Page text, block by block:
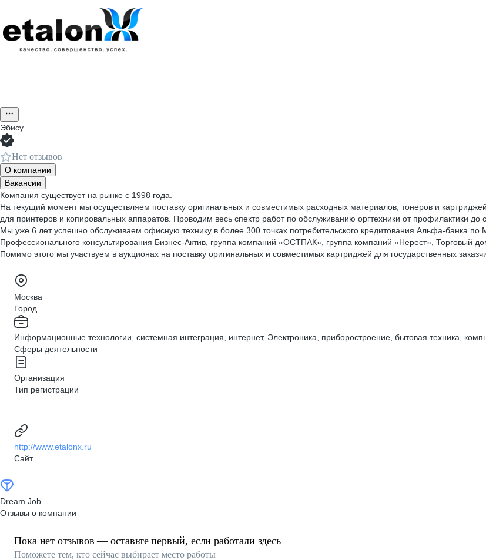
Эбису
Нет отзывов
О компании
Вакансии
Компания существует на рынке с 1998 года.
На текущий момент мы осуществляем поставку оригинальных и совместимых расходных материалов, тонеров и
для принтеров и копировальных аппаратов. Проводим весь спектр работ по обслуживанию оргтехники от профилактики до
Мы уже 6 лет успешно обслуживаем офисную технику в более 300 точках потребительского кредитования Альфа-банка по
Профессионального консультирования Бизнес-Актив, группа компаний «ОСТПАК», группа компаний «Нерест»,
Помимо этого мы участвуем в аукционах на поставку оригинальных и совместимых картриджей для государственных
Москва
Город
Информационные технологии, системная интеграция, интернет, Электроника, приборостроение, бытовая техника,
Сферы деятельности
Организация
Тип регистрации
http://www.etalonx.ru
Сайт
Dream Job
Отзывы о компании
Пока нет отзывов — оставьте первый, если работали здесь
Поможете тем, кто сейчас выбирает место работы